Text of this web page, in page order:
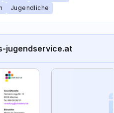
Jugendliche
jugendservice.at